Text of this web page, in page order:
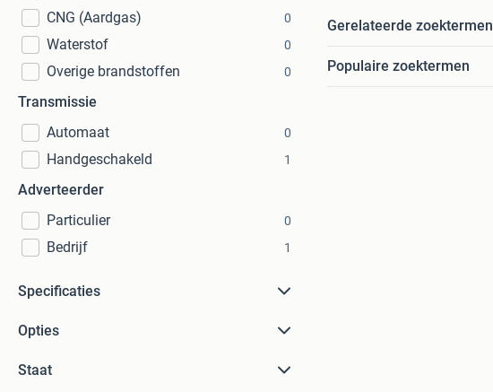
CNG (Aardgas) 0
Waterstof 0
Overige brandstoffen 0
Transmissie
Automaat
0
Handgeschakeld 1
Adverteerder
Particulier
0
Bedrijf 1
Specificaties
Opties
Staat
Gerelateerde zoektermen
Populaire zoektermen